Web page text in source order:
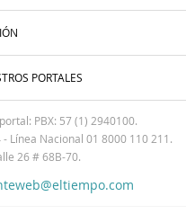
PORTALES
PBX: 57 (1) 2940100.
Línea Nacional 01 8000 110 211.
26 # 68B-70.